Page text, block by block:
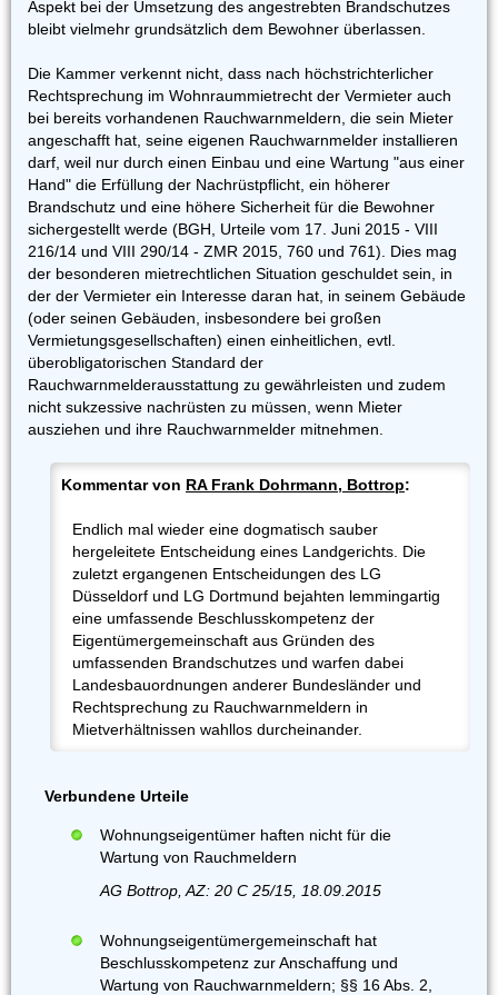
Aspekt bei der Umsetzung des angestrebten Brandschutzes
bleibt vielmehr grundsätzlich dem Bewohner überlassen.
Die Kammer verkennt nicht, dass nach höchstrichterlicher
Rechtsprechung im Wohnraummietrecht der Vermieter auch
bei bereits vorhandenen Rauchwarnmeldern, die sein Mieter
angeschafft hat, seine eigenen Rauchwarnmelder installieren
darf, weil nur durch einen Einbau und eine Wartung "aus einer
Hand" die Erfüllung der Nachrüstpflicht, ein höherer
Brandschutz und eine höhere Sicherheit für die Bewohner
sichergestellt werde (BGH, Urteile vom 17. Juni 2015 - VIII
216/14 und VIII 290/14 - ZMR 2015, 760 und 761). Dies mag
der besonderen mietrechtlichen Situation geschuldet sein, in
der der Vermieter ein Interesse daran hat, in seinem Gebäude
(oder seinen Gebäuden, insbesondere bei großen
Vermietungsgesellschaften) einen einheitlichen, evtl.
überobligatorischen Standard der
Rauchwarnmelderausstattung zu gewährleisten und zudem
nicht sukzessive nachrüsten zu müssen, wenn Mieter
ausziehen und ihre Rauchwarnmelder mitnehmen.
Kommentar von RA Frank Dohrmann, Bottrop:
Endlich mal wieder eine dogmatisch sauber
hergeleitete Entscheidung eines Landgerichts. Die
zuletzt ergangenen Entscheidungen des LG
Düsseldorf und LG Dortmund bejahten lemmingartig
eine umfassende Beschlusskompetenz der
Eigentümergemeinschaft aus Gründen des
umfassenden Brandschutzes und warfen dabei
Landesbauordnungen anderer Bundesländer und
Rechtsprechung zu Rauchwarnmeldern in
Mietverhältnissen wahllos durcheinander.
Verbundene Urteile
Wohnungseigentümer haften nicht für die
Wartung von Rauchmeldern
AG Bottrop, AZ: 20 C 25/15, 18.09.2015
Wohnungseigentümergemeinschaft hat
Beschlusskompetenz zur Anschaffung und
Wartung von Rauchwarnmeldern; §§ 16 Abs. 2,